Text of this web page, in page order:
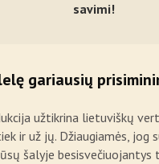
savimi!
gariausių
užtikrina lietuviškų
ir už jų. Džiaugiamės, jog
šalyje besisvečiuojantys